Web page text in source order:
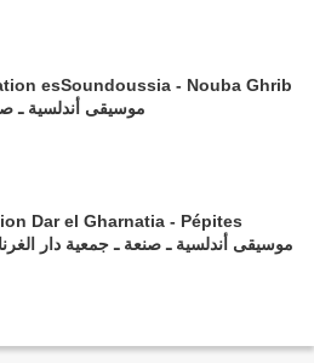
esSoundoussia - Nouba Ghrib
(1994) موسيقى
Dar el Gharnatia - Pépites